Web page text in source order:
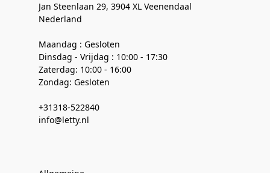
Jan Steenlaan 29, 3904 XL Veenendaal
Nederland
Maandag : Gesloten
Dinsdag - Vrijdag : 10:00 - 17:30
Zaterdag: 10:00 - 16:00
Zondag: Gesloten
+31318-522840
info@letty.nl